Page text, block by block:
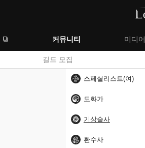
커뮤니티 미디어
길드 모집
스페셜리스트(여)
도화가
기상술사
환수사